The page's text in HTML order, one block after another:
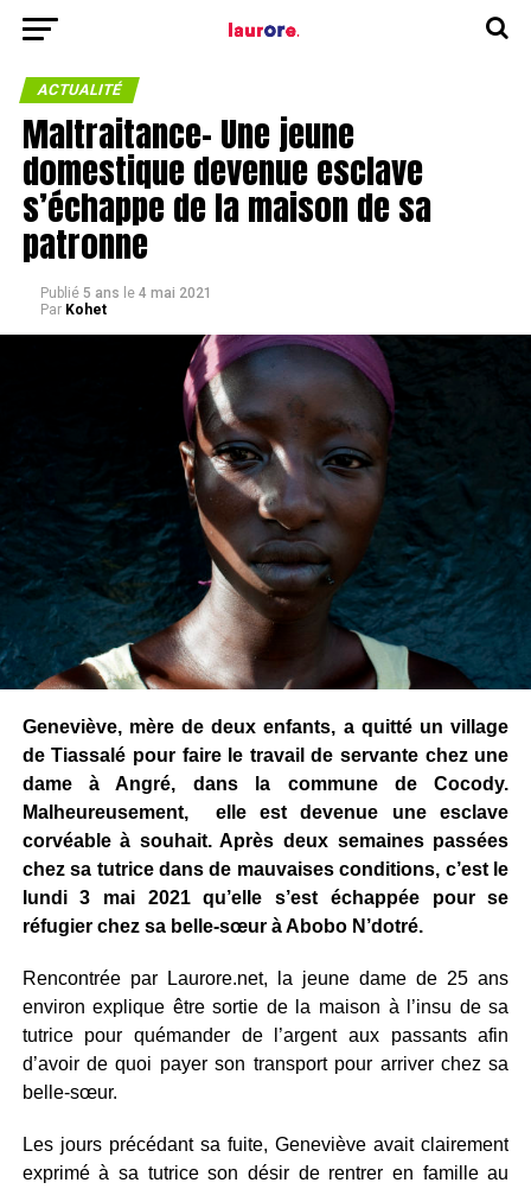
ACTUALITÉ
Maltraitance- Une jeune
domestique devenue esclave
s’échappe de la maison de sa
patronne
Publié 5 ans le 4 mai 2021
Par Kohet
Geneviève, mère de deux enfants, a quitté un village
de Tiassalé pour faire le travail de servante chez une
dame à Angré, dans la commune de Cocody.
Malheureusement, elle est devenue une esclave
corvéable à souhait. Après deux semaines passées
chez sa tutrice dans de mauvaises conditions, c’est le
lundi 3 mai 2021 qu’elle s’est échappée pour se
réfugier chez sa belle-sœur à Abobo N’dotré.
Rencontrée par Laurore.net, la jeune dame de 25 ans
environ explique être sortie de la maison à l’insu de sa
tutrice pour quémander de l’argent aux passants afin
d’avoir de quoi payer son transport pour arriver chez sa
belle-sœur.
Les jours précédant sa fuite, Geneviève avait clairement
exprimé à sa tutrice son désir de rentrer en famille au